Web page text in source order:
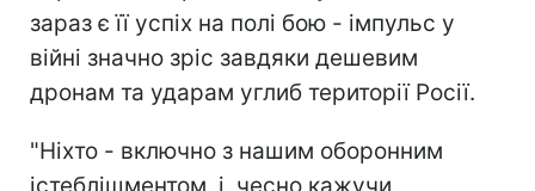
зараз є її успіх на полі бою - імпульс у
війні значно зріс завдяки дешевим
дронам та ударам углиб території Росії.
"Ніхто - включно з нашим оборонним